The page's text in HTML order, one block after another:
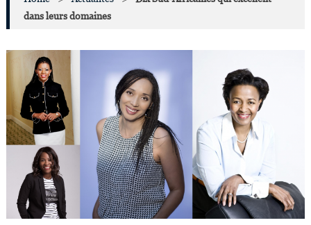
dans leurs domaines